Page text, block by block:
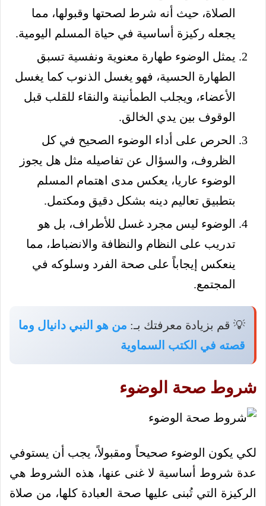
الصلاة، حيث أنه شرط لصحتها وقبولها، مما
يجعله ركيزة أساسية في حياة المسلم اليومية.
يمثل الوضوء طهارة معنوية ونفسية تسبق
الطهارة الحسية، فهو يغسل الذنوب كما يغسل
الأعضاء، ويجلب الطمأنينة والنقاء للقلب قبل
الوقوف بين يدي الخالق.
الحرص على أداء الوضوء الصحيح في كل
الظروف، والسؤال عن تفاصيله مثل هل يجوز
الوضوء عاريا، يعكس مدى اهتمام المسلم
بتطبيق تعاليم دينه بشكل دقيق ومكتمل.
الوضوء ليس مجرد غسل للأطراف، بل هو
تدريب على النظام والنظافة والانضباط، مما
ينعكس إيجاباً على صحة الفرد وسلوكه في
المجتمع.
💡 قم بزيادة معرفتك بـ: من هو النبي دانيال وما
قصته في الكتب السماوية
شروط صحة الوضوء
لكي يكون الوضوء صحيحاً ومقبولاً، يجب أن يستوفي
عدة شروط أساسية لا غنى عنها، هذه الشروط هي
الركيزة التي تُبنى عليها صحة العبادة كلها، من صلاة